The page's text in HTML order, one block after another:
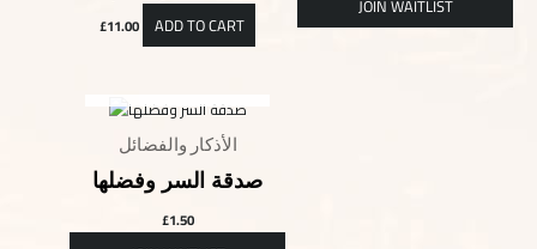
£11.00 ADD TO CART
الأذكار والفضائل
صدقة السر وفضلها
£1.50